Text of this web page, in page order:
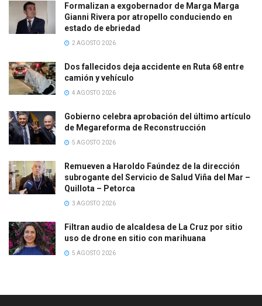
Formalizan a exgobernador de Marga Marga
Gianni Rivera por atropello conduciendo en
estado de ebriedad
2 AGOSTO 2026
Dos fallecidos deja accidente en Ruta 68 entre
camión y vehículo
4 AGOSTO 2026
Gobierno celebra aprobación del último artículo
de Megareforma de Reconstrucción
5 AGOSTO 2026
Remueven a Haroldo Faúndez de la dirección
subrogante del Servicio de Salud Viña del Mar –
Quillota – Petorca
3 AGOSTO 2026
Filtran audio de alcaldesa de La Cruz por sitio
uso de drone en sitio con marihuana
5 AGOSTO 2026